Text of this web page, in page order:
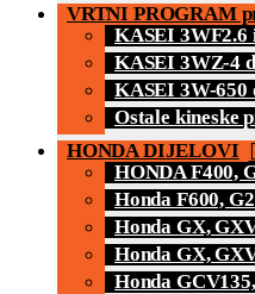
VRTNI PROGRAM
KASEI
KASEI 3WZ-4
KASEI 3W-650
Ostale kineske
HONDA DIJELOVI
HONDA F400,
Honda F600,
Honda GX,
Honda GX,
Honda